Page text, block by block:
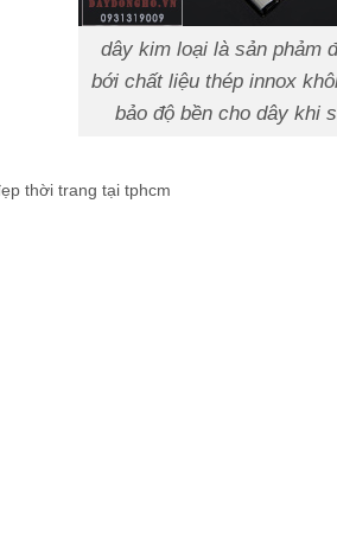
dây kim loại là sản phảm
bới chất liệu thép innox
bảo độ bền cho dây khi
thời trang tại tphcm